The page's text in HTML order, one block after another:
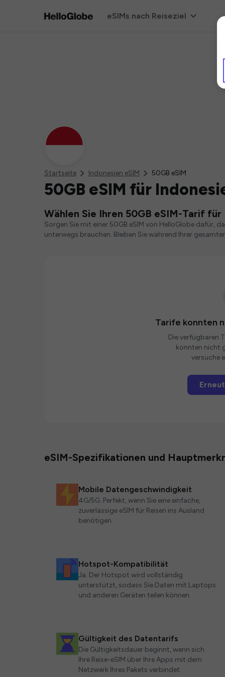
eSIMs nach Reiseziel
Startseite Indonesien eSIM 50GB eSIM
50GB eSIM für
Wählen Sie Ihren 50GB eSIM-Tarif für
Sorgen Sie mit einer 50GB eSIM von HelloGlobe dafür,
unterwegs brauchen. Bleiben Sie während Ihrer
Tarife konnten
Die verfügbaren
konnten nicht
versuche
eSIM-Spezifikationen und
Mobile Datengeschwindigkeit
4G/5G. Perfekt, wenn Sie eine einfache,
zuverlässige eSIM für Reisen ins Ausland
benötigen.
Hotspot-Kompatibilität
Ja. Der Hotspot wird vollständig
unterstützt, sodass Sie Daten mit Laptops
und anderen Geräten teilen können.
Gültigkeit des Datentarifs
Die Gültigkeitsdauer beginnt, wenn sich
Ihre Reise-eSIM über Ihre Apps mit dem
Netzwerk Ihres Pakets verbindet.